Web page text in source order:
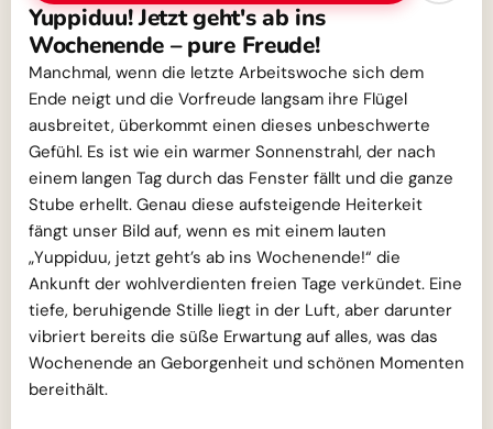
Yuppiduu! Jetzt geht's ab ins
Wochenende – pure Freude!
Manchmal, wenn die letzte Arbeitswoche sich dem
Ende neigt und die Vorfreude langsam ihre Flügel
ausbreitet, überkommt einen dieses unbeschwerte
Gefühl. Es ist wie ein warmer Sonnenstrahl, der nach
einem langen Tag durch das Fenster fällt und die ganze
Stube erhellt. Genau diese aufsteigende Heiterkeit
fängt unser Bild auf, wenn es mit einem lauten
„Yuppiduu, jetzt geht’s ab ins Wochenende!“ die
Ankunft der wohlverdienten freien Tage verkündet. Eine
tiefe, beruhigende Stille liegt in der Luft, aber darunter
vibriert bereits die süße Erwartung auf alles, was das
Wochenende an Geborgenheit und schönen Momenten
bereithält.